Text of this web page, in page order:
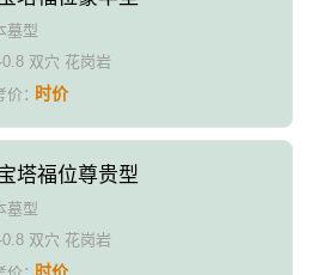
墓型
双穴 花岗岩
价：时价
塔福位尊贵型
墓型
双穴 花岗岩